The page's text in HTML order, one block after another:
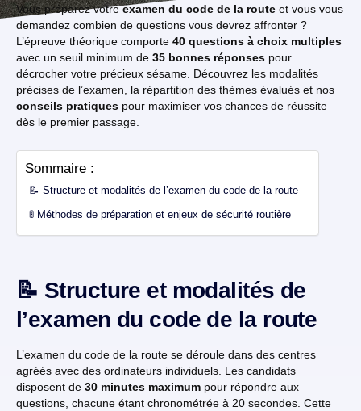
Vous préparez votreexamen du code de la route et vous vous
demandez combien de questions vous devrez affronter ?
L’épreuve théorique comporte 40 questions à choix multiples
avec un seuil minimum de 35 bonnes réponses pour
décrocher votre précieux sésame. Découvrez les modalités
précises de l’examen, la répartition des thèmes évalués et nos
conseils pratiques pour maximiser vos chances de réussite
dès le premier passage.
Sommaire :
📝 Structure et modalités de l’examen du code de la route
🚦 Méthodes de préparation et enjeux de sécurité routière
📝 Structure et modalités de
l’examen du code de la route
L’examen du code de la route se déroule dans des centres
agréés avec des ordinateurs individuels. Les candidats
disposent de 30 minutes maximum pour répondre aux
questions, chacune étant chronométrée à 20 secondes. Cette